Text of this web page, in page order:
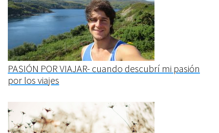
PASIÓN POR VIAJAR- cuando descubrí mi pasión
por los viajes